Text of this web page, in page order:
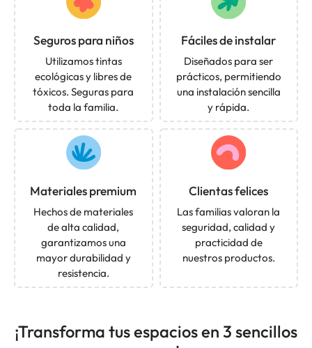
Seguros para niños
Utilizamos tintas
ecológicas y libres de
tóxicos. Seguras para
toda la familia.
Fáciles de instalar
Diseñados para ser
prácticos, permitiendo
una instalación sencilla
y rápida.
Materiales premium
Hechos de materiales
de alta calidad,
garantizamos una
mayor durabilidad y
resistencia.
Clientas felices
Las familias valoran la
seguridad, calidad y
practicidad de
nuestros productos.
¡Transforma tus espacios en 3 sencillos